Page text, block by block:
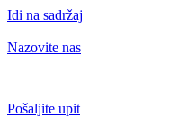
Idi na sadržaj
Nazovite nas
Pošaljite upit